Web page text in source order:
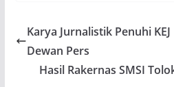
Karya Jurnalistik Penuhi
Dewan Pers
Hasil Rakernas SMSI